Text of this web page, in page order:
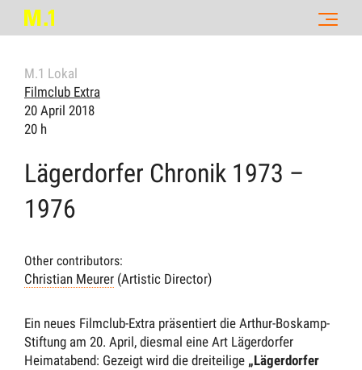
M.1 Lokal
Filmclub Extra
20 April 2018
20 h
Lägerdorfer Chronik 1973 –
1976
Other contributors:
Christian Meurer (Artistic Director)
Ein neues Filmclub-Extra präsentiert die Arthur-Boskamp-
Stiftung am 20. April, diesmal eine Art Lägerdorfer
Heimatabend: Gezeigt wird die dreiteilige „Lägerdorfer